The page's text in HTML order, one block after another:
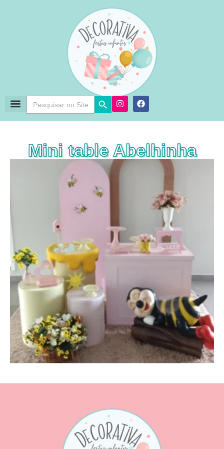
Search
for:
Search Button
Mini table Abelhinha